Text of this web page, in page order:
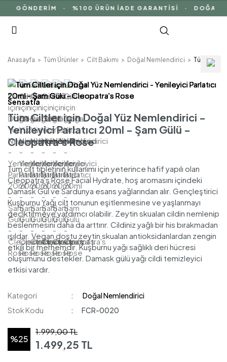
GÖNDERİM · %100 ÜRÜN İADE GARANTİSİ · DOĞAL
Anasayfa Tüm Ürünler Cilt Bakımı Doğal Nemlendirici Tüm Ciltler
Sensatia
Tüm Ciltler için Doğal Yüz Nemlendirici -
Yenileyici Parlatıcı 20ml - Şam Gülü -
Cleopatra's Rose
Tüm cilt tiplerinin kullanımı için yeterince hafif yapılı olan
Cleopatra's Rose Facial Hydrate, hoş aromasını içindeki
Damask Gül ve Sardunya esans yağlarından alır. Gençleştirici
Kuşburnu Yağı cilt tonunun eşitlenmesine ve yaşlanmayı
geciktirmeye yardımcı olabilir. Zeytin skualan cildin nemlenip
beslenmesini daha da arttırır. Cildiniz yağlı bir his bırakmadan
ışıldar. Vegan dostu zeytin skualan antioksidanlardan zengin
etkili bir merhemdir. Kuşburnu yağı sağlıklı deri hücresi
oluşumunu destekler. Damask gülü yağı cildi temizleyici
etkisi vardır.
Kategori
Doğal Nemlendirici
Stok Kodu
FCR-0020
%25
1.999,00 TL
1.499,25 TL